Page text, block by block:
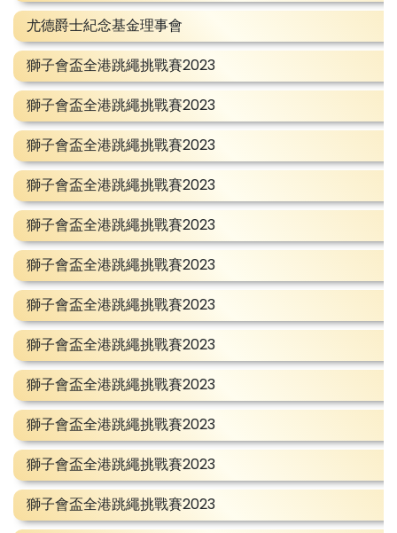
尤德爵士紀念基金理事會
獅子會盃全港跳繩挑戰賽2023
獅子會盃全港跳繩挑戰賽2023
獅子會盃全港跳繩挑戰賽2023
獅子會盃全港跳繩挑戰賽2023
獅子會盃全港跳繩挑戰賽2023
獅子會盃全港跳繩挑戰賽2023
獅子會盃全港跳繩挑戰賽2023
獅子會盃全港跳繩挑戰賽2023
獅子會盃全港跳繩挑戰賽2023
獅子會盃全港跳繩挑戰賽2023
獅子會盃全港跳繩挑戰賽2023
獅子會盃全港跳繩挑戰賽2023